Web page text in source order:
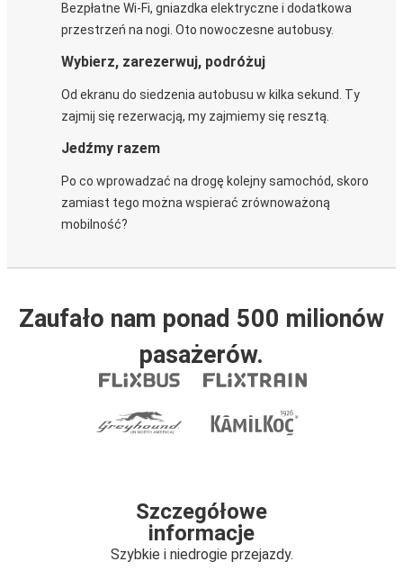
Bezpłatne Wi-Fi, gniazdka elektryczne i dodatkowa
przestrzeń na nogi. Oto nowoczesne autobusy.
Wybierz, zarezerwuj, podróżuj
Od ekranu do siedzenia autobusu w kilka sekund. Ty
zajmij się rezerwacją, my zajmiemy się resztą.
Jedźmy razem
Po co wprowadzać na drogę kolejny samochód, skoro
zamiast tego można wspierać zrównoważoną
mobilność?
Zaufało nam ponad 500 milionów
pasażerów.
Szczegółowe
informacje
Szybkie i niedrogie przejazdy.